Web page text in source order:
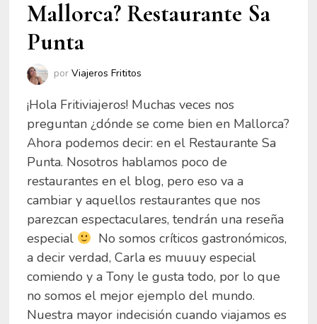
Mallorca? Restaurante Sa
Punta
por Viajeros Frititos
¡Hola Fritiviajeros! Muchas veces nos
preguntan ¿dónde se come bien en Mallorca?
Ahora podemos decir: en el Restaurante Sa
Punta. Nosotros hablamos poco de
restaurantes en el blog, pero eso va a
cambiar y aquellos restaurantes que nos
parezcan espectaculares, tendrán una reseña
especial
No somos críticos gastronómicos,
a decir verdad, Carla es muuuy especial
comiendo y a Tony le gusta todo, por lo que
no somos el mejor ejemplo del mundo.
Nuestra mayor indecisión cuando viajamos es